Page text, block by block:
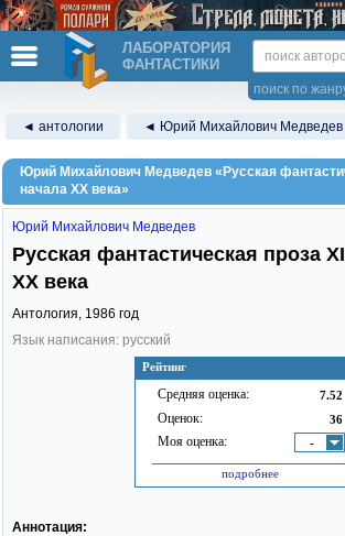
ЛАБОРАТОРИЯ
ФАНТАСТИКИ
поиск по
◄ антологии ◄ Юрий Михайлович Медведев
Юрий Михайлович Медведев «Русская
начала ХХ века»
Рейтинг
Средняя оценка: 7.52
Оценок: 36
Моя оценка: -
подробнее
Юрий Михайлович Медведев
Русская фантастическая проза
ХХ века
Антология, 1986 год
Язык написания: русский
Аннотация: